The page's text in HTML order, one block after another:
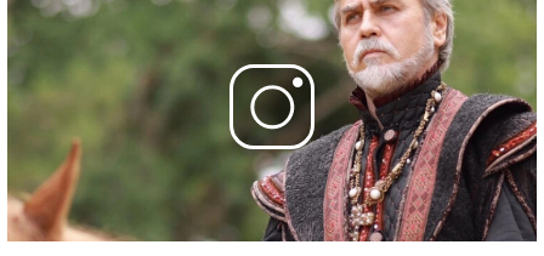
Фотографии